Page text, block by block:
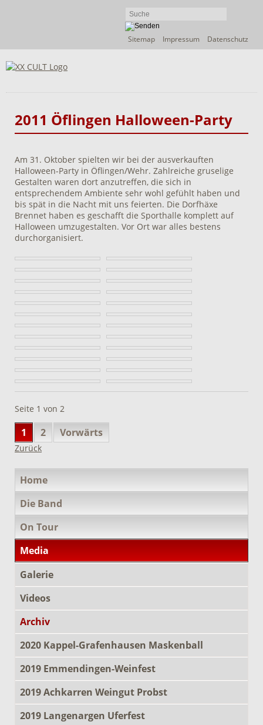
Navigation
Sitemap Impressum Datenschutz
2011 Öflingen Halloween-Party
Am 31. Oktober spielten wir bei der ausverkauften
Halloween-Party in Öflingen/Wehr. Zahlreiche gruselige
Gestalten waren dort anzutreffen, die sich in
entsprechendem Ambiente sehr wohl gefühlt haben und
bis spät in die Nacht mit uns feierten. Die Dorfhäxe
Brennet haben es geschafft die Sporthalle komplett auf
Halloween umzugestalten. Vor Ort war alles bestens
durchorganisiert.
Seite 1 von 2
1 2 Vorwärts
Zurück
überspringen
Home
Die Band
On Tour
Media
Galerie
Videos
Archiv
2020 Kappel-Grafenhausen Maskenball
2019 Emmendingen-Weinfest
2019 Achkarren Weingut Probst
2019 Langenargen Uferfest